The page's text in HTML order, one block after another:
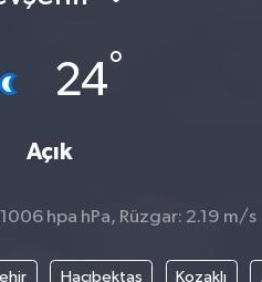
24°
Açık
hpa hPa, Rüzgar: 2.19 m/s
Hacıbektaş Kozaklı